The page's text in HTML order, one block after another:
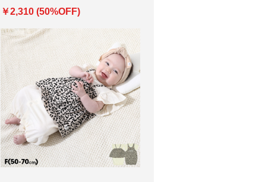
￥2,310 (50%OFF)